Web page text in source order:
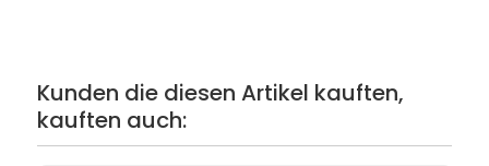
Kunden die diesen Artikel kauften,
kauften auch: